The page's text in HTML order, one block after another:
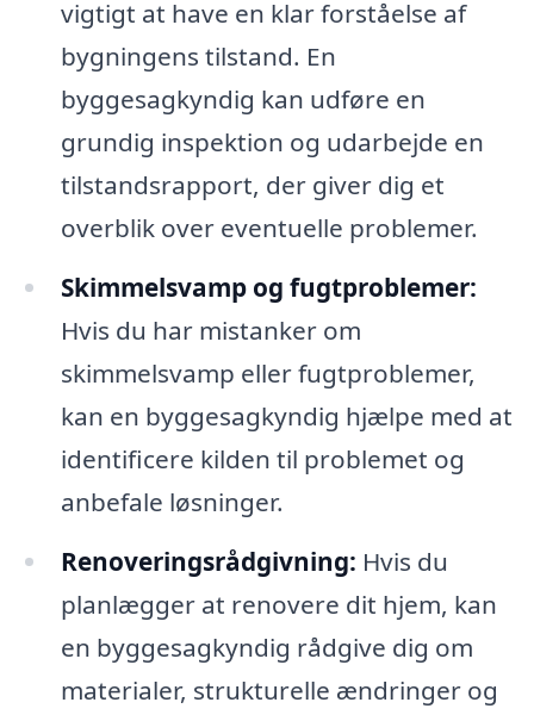
vigtigt at have en klar forståelse af
bygningens tilstand. En
byggesagkyndig kan udføre en
grundig inspektion og udarbejde en
tilstandsrapport, der giver dig et
overblik over eventuelle problemer.
Skimmelsvamp og fugtproblemer:
Hvis du har mistanker om
skimmelsvamp eller fugtproblemer,
kan en byggesagkyndig hjælpe med at
identificere kilden til problemet og
anbefale løsninger.
Renoveringsrådgivning: Hvis du
planlægger at renovere dit hjem, kan
en byggesagkyndig rådgive dig om
materialer, strukturelle ændringer og